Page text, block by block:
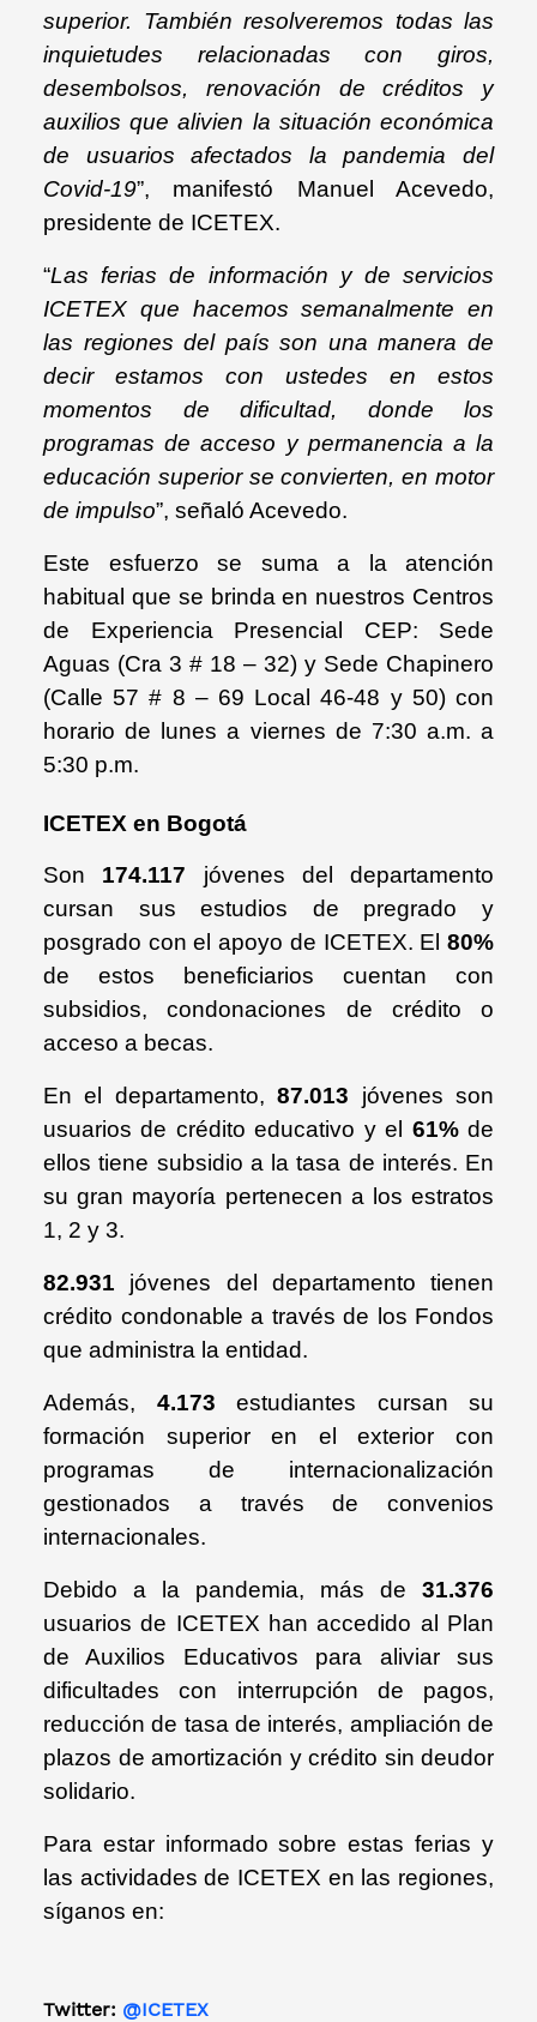
superior. También resolveremos todas las
inquietudes relacionadas con giros,
desembolsos, renovación de créditos y
auxilios que alivien la situación económica
de usuarios afectados la pandemia del
Covid-19”, manifestó Manuel Acevedo,
presidente de ICETEX.
“Las ferias de información y de servicios
ICETEX que hacemos semanalmente en
las regiones del país son una manera de
decir estamos con ustedes en estos
momentos de dificultad, donde los
programas de acceso y permanencia a la
educación superior se convierten, en motor
de impulso”, señaló Acevedo.
Este esfuerzo se suma a la atención
habitual que se brinda en nuestros Centros
de Experiencia Presencial CEP: Sede
Aguas (Cra 3 # 18 – 32) y Sede Chapinero
(Calle 57 # 8 – 69 Local 46-48 y 50) con
horario de lunes a viernes de 7:30 a.m. a
5:30 p.m.
ICETEX en Bogotá
Son 174.117
jóvenes del departamento
cursan sus estudios de pregrado y
posgrado con el apoyo de ICETEX. El 80%
de estos beneficiarios cuentan con
subsidios, condonaciones de crédito o
acceso a becas.
En el departamento,87.013 jóvenes son
usuarios de crédito educativo y el 61%de
ellos tiene subsidio a la tasa de interés. En
su gran mayoría pertenecen a los estratos
1, 2 y 3.
82.931 jóvenes del departamento tienen
crédito condonable a través de los Fondos
que administra la entidad.
Además, 4.173 estudiantes cursan su
formación superior en el exterior con
programas de internacionalización
gestionados a través de convenios
internacionales.
Debido a la pandemia, más de 31.376
usuarios de ICETEX han accedido al Plan
de Auxilios Educativos para aliviar sus
dificultades con interrupción de pagos,
reducción de tasa de interés, ampliación de
plazos de amortización y crédito sin deudor
solidario.
Para estar informado sobre estas ferias y
las actividades de ICETEX en las regiones,
síganos en:
Twitter: @ICETEX